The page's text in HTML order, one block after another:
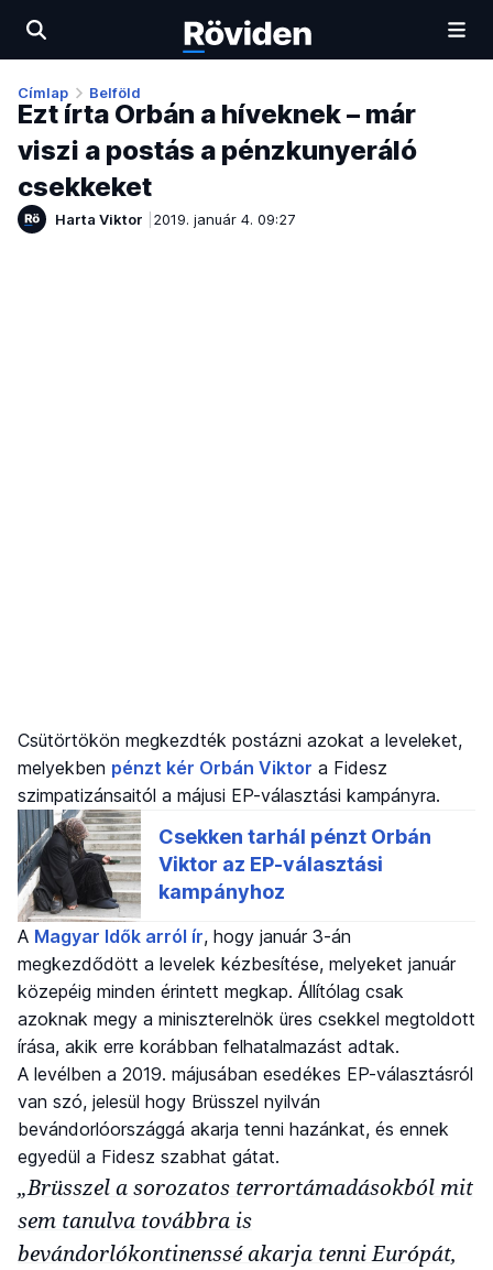
Címlap Belföld
Ezt írta Orbán a híveknek – már
viszi a postás a pénzkunyeráló
csekkeket
Harta Viktor 2019. január 4. 09:27
Csütörtökön megkezdték postázni azokat a leveleket,
melyekben pénzt kér Orbán Viktor a Fidesz
szimpatizánsaitól a májusi EP-választási kampányra.
A Magyar Idők arról ír, hogy január 3-án
megkezdődött a levelek kézbesítése, melyeket január
közepéig minden érintett megkap. Állítólag csak
azoknak megy a miniszterelnök üres csekkel megtoldott
írása, akik erre korábban felhatalmazást adtak.
A levélben a 2019. májusában esedékes EP-választásról
van szó, jelesül hogy Brüsszel nyilván
bevándorlóországgá akarja tenni hazánkat, és ennek
egyedül a Fidesz szabhat gátat.
„Brüsszel a sorozatos terrortámadásokból mit
sem tanulva továbbra is
bevándorlókontinenssé akarja tenni Európát,